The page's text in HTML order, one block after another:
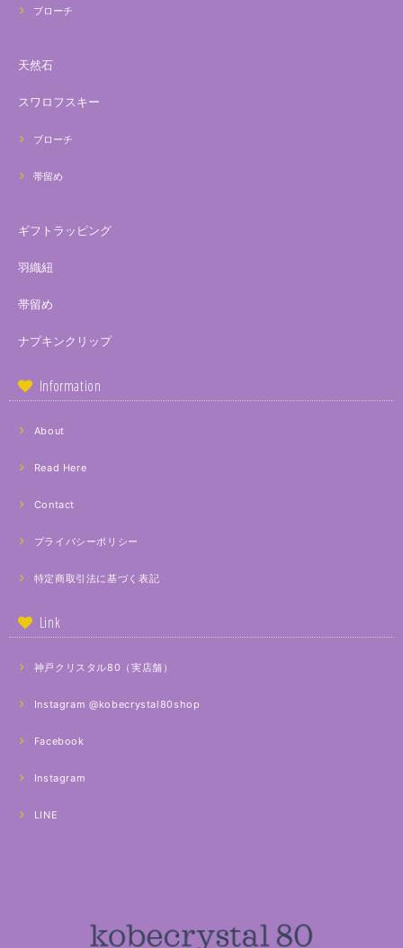
ブローチ
天然石
スワロフスキー
ブローチ
帯留め
ギフトラッピング
羽織紐
帯留め
ナプキンクリップ
Information
About
Read Here
Contact
プライバシーポリシー
特定商取引法に基づく表記
Link
神戸クリスタル80（実店舗）
Instagram @kobecrystal80shop
Facebook
Instagram
LINE